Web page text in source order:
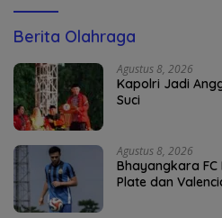
Berita Olahraga
Agustus 8, 2026
Kapolri Jadi
Suci
Agustus 8, 2026
Bhayangkara FC
Plate dan